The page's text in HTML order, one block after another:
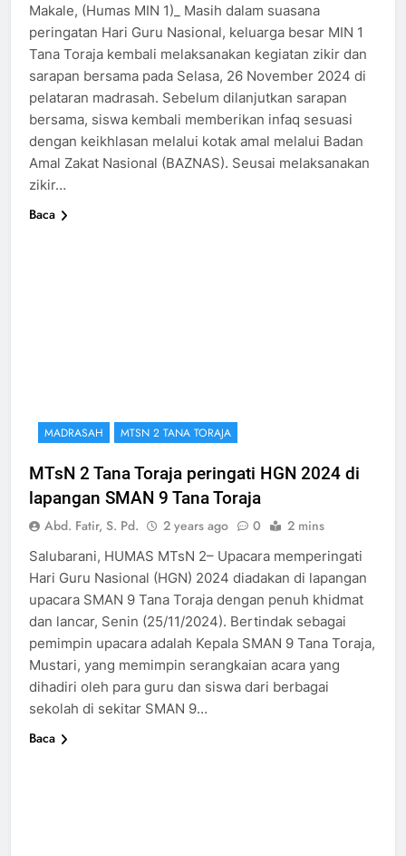
Makale, (Humas MIN 1)_ Masih dalam suasana
peringatan Hari Guru Nasional, keluarga besar MIN 1
Tana Toraja kembali melaksanakan kegiatan zikir dan
sarapan bersama pada Selasa, 26 November 2024 di
pelataran madrasah. Sebelum dilanjutkan sarapan
bersama, siswa kembali memberikan infaq sesuasi
dengan keikhlasan melalui kotak amal melalui Badan
Amal Zakat Nasional (BAZNAS). Seusai melaksanakan
zikir…
Baca
MADRASAH MTSN 2 TANA TORAJA
MTsN 2 Tana Toraja peringati HGN 2024 di
lapangan SMAN 9 Tana Toraja
Abd. Fatir, S. Pd. 2 years ago 0 2 mins
Salubarani, HUMAS MTsN 2– Upacara memperingati
Hari Guru Nasional (HGN) 2024 diadakan di lapangan
upacara SMAN 9 Tana Toraja dengan penuh khidmat
dan lancar, Senin (25/11/2024). Bertindak sebagai
pemimpin upacara adalah Kepala SMAN 9 Tana Toraja,
Mustari, yang memimpin serangkaian acara yang
dihadiri oleh para guru dan siswa dari berbagai
sekolah di sekitar SMAN 9…
Baca